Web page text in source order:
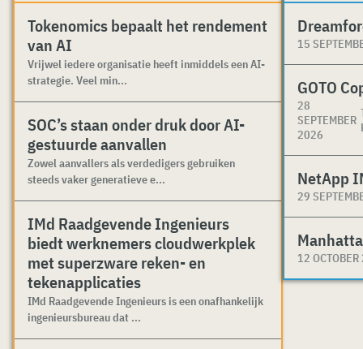
Tokenomics bepaalt het rendement
van AI
Vrijwel iedere organisatie heeft inmiddels een AI-
strategie. Veel min...
SOC’s staan onder druk door AI-
gestuurde aanvallen
Zowel aanvallers als verdedigers gebruiken
steeds vaker generatieve e...
IMd Raadgevende Ingenieurs
biedt werknemers cloudwerkplek
met superzware reken- en
tekenapplicaties
IMd Raadgevende Ingenieurs is een onafhankelijk
ingenieursbureau dat ...
15
GOTO
28
SEPTEMBER
2026
NetApp
29
12